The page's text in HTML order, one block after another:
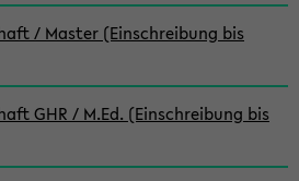
/ Master (Einschreibung bis
GHR / M.Ed. (Einschreibung bis